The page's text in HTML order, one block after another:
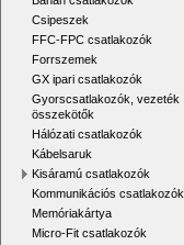
Csipeszek
FFC-FPC csatlakozók
Forrszemek
GX ipari csatlakozók
Gyorscsatlakozók, vezeték
összekötők
Hálózati csatlakozók
Kábelsaruk
Kisáramú csatlakozók
Kommunikációs csatlakozók
Memóriakártya
Micro-Fit csatlakozók